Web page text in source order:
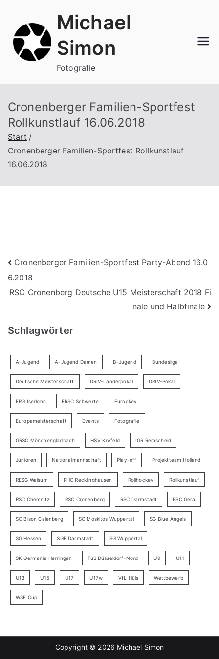
springen
Michael
Simon
Fotografie
Cronenberger Familien-Sportfest
Rollkunstlauf 16.06.2018
Start
Cronenberger Familien-Sportfest Rollkunstlauf
16.06.2018
Beitragsnavigation
Cronenberger Familien-Sportfest Party-Abend 16.0
6.2018
RSC Cronenberg Deutsche U15 Meisterschaft 2018 Fi
nale und Halbfinale
Schlagwörter
A-Jugend A-Jugend Damen B-Jugend Bundesliga
Deutsche Meisterschaft DRIV-Länderpokal DRIV-Pokal
ERG Iserlohn ERSC Schwerte Eurockey
Europameisterschaft Events Fotografie
GRSC Mönchengladbach HSV Krefeld IGR Remscheid
Junioren Nationalmannschaft Play-off Projektteam Holland
RESG Walsum RHC Recklinghausen Rollhockey Rollkunstlauf
RSC Chemnitz RSC Cronenberg RSC Darmstadt RSC Gera
SC Bison Calenberg SC Moskitos Wuppertal SG Blue Angels
SG Hessen SGR Darmstadt SG Wuppertal
SK Germania Herringen TuS Düsseldorf-Nord U9 U11
U13 U15 U17 U17w VfL Hüls Wettbewerb
WSE Cup
Copyright © 2026 Michael Simon